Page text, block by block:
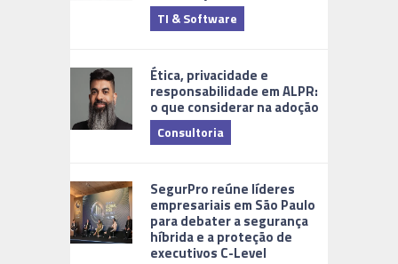
TI & Software
Ética, privacidade e
responsabilidade em ALPR:
o que considerar na adoção
Consultoria
SegurPro reúne líderes
empresariais em São Paulo
para debater a segurança
híbrida e a proteção de
executivos C-Level